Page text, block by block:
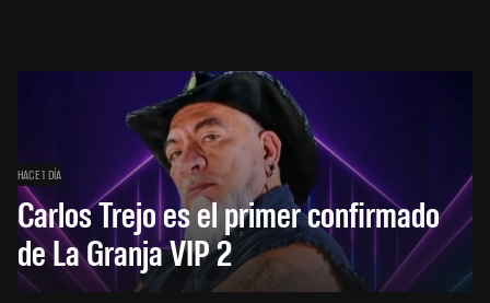
HACE 1 DÍA
Carlos Trejo es el primer confirmado
de La Granja VIP 2